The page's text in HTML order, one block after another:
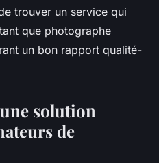
trouver un service qui
que photographe
un bon rapport qualité-
solution
de